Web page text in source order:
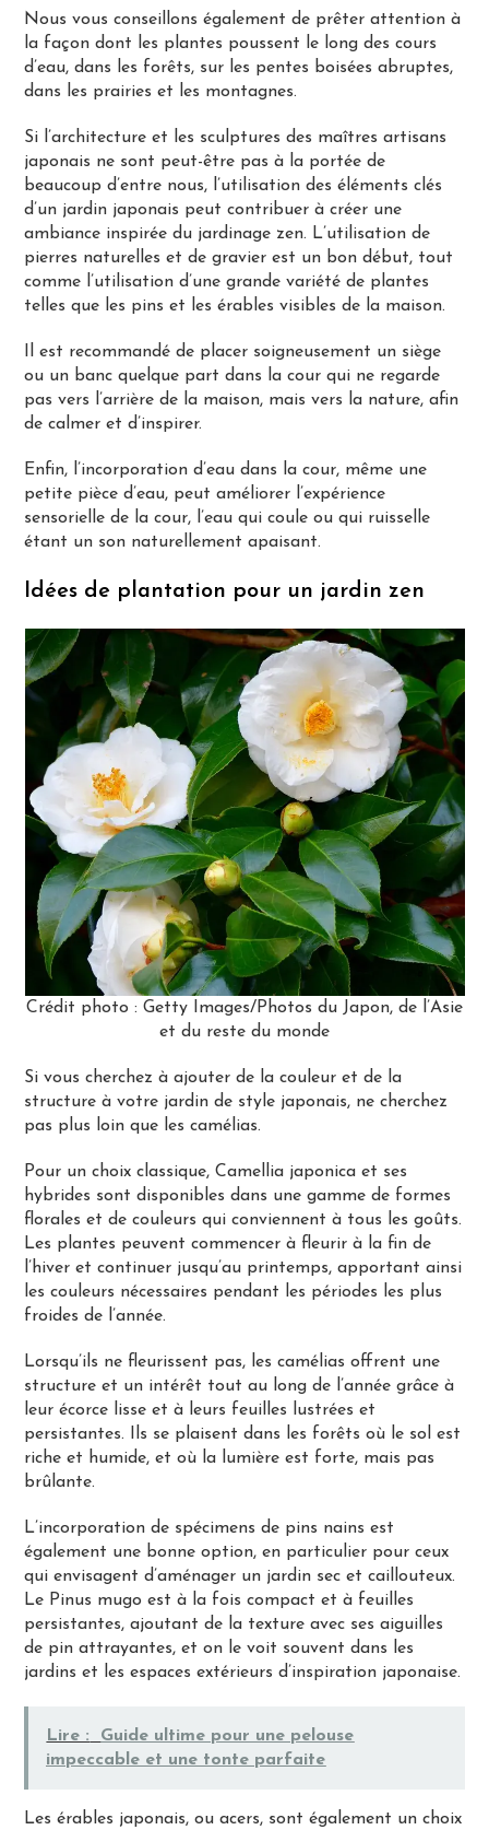
Nous vous conseillons également de prêter attention à
la façon dont les plantes poussent le long des cours
d’eau, dans les forêts, sur les pentes boisées abruptes,
dans les prairies et les montagnes.
Si l’architecture et les sculptures des maîtres artisans
japonais ne sont peut-être pas à la portée de
beaucoup d’entre nous, l’utilisation des éléments clés
d’un jardin japonais peut contribuer à créer une
ambiance inspirée du jardinage zen. L’utilisation de
pierres naturelles et de gravier est un bon début, tout
comme l’utilisation d’une grande variété de plantes
telles que les pins et les érables visibles de la maison.
Il est recommandé de placer soigneusement un siège
ou un banc quelque part dans la cour qui ne regarde
pas vers l’arrière de la maison, mais vers la nature, afin
de calmer et d’inspirer.
Enfin, l’incorporation d’eau dans la cour, même une
petite pièce d’eau, peut améliorer l’expérience
sensorielle de la cour, l’eau qui coule ou qui ruisselle
étant un son naturellement apaisant.
Idées de plantation pour un jardin zen
Crédit photo : Getty Images/Photos du Japon, de l’Asie
et du reste du monde
Si vous cherchez à ajouter de la couleur et de la
structure à votre jardin de style japonais, ne cherchez
pas plus loin que les camélias.
Pour un choix classique, Camellia japonica et ses
hybrides sont disponibles dans une gamme de formes
florales et de couleurs qui conviennent à tous les goûts.
Les plantes peuvent commencer à fleurir à la fin de
l’hiver et continuer jusqu’au printemps, apportant ainsi
les couleurs nécessaires pendant les périodes les plus
froides de l’année.
Lorsqu’ils ne fleurissent pas, les camélias offrent une
structure et un intérêt tout au long de l’année grâce à
leur écorce lisse et à leurs feuilles lustrées et
persistantes. Ils se plaisent dans les forêts où le sol est
riche et humide, et où la lumière est forte, mais pas
brûlante.
L’incorporation de spécimens de pins nains est
également une bonne option, en particulier pour ceux
qui envisagent d’aménager un jardin sec et caillouteux.
Le Pinus mugo est à la fois compact et à feuilles
persistantes, ajoutant de la texture avec ses aiguilles
de pin attrayantes, et on le voit souvent dans les
jardins et les espaces extérieurs d’inspiration japonaise.
Lire :
Guide ultime pour une pelouse
impeccable et une tonte parfaite
Les érables japonais, ou acers, sont également un choix